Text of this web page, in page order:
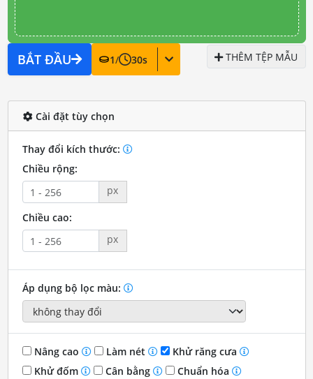
BẮT ĐẦU 1/ 30s THÊM TỆP MẪU
Cài đặt tùy chọn
Thay đổi kích thước:
Chiều rộng:
px
Chiều cao:
px
Áp dụng bộ lọc màu:
Nâng cao Làm nét
Khử răng cưa
Khử đốm
Cân bằng
Chuẩn hóa